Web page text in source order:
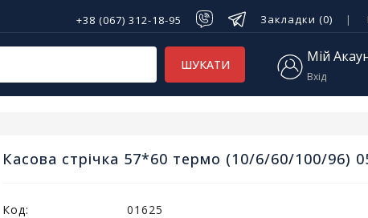
+38 (067) 312-18-95 Закладки (0)
ШУКАТИ Мій
Вхід
Касова стрічка 57*60 термо (10/6/60/100/96)
Код:
01625